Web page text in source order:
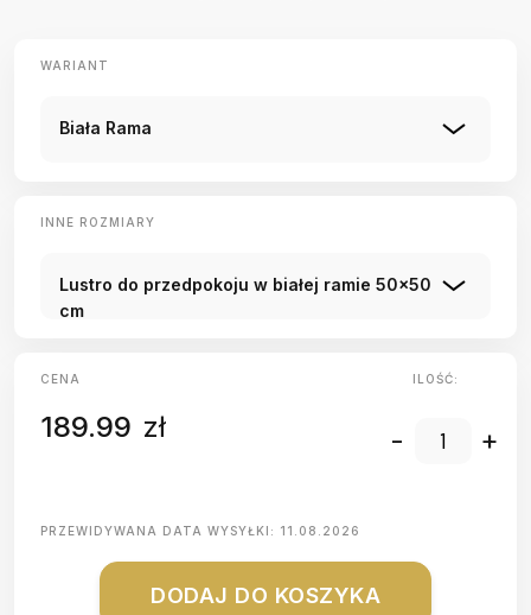
WARIANT
Biała Rama
INNE ROZMIARY
Lustro do przedpokoju w białej ramie 50x50
cm
CENA
189.99 zł
ILOŚĆ:
- +
PRZEWIDYWANA DATA WYSYŁKI: 11.08.2026
DODAJ DO KOSZYKA